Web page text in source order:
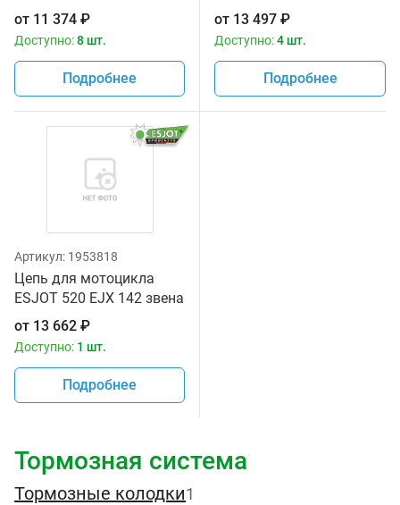
от 11 374 ₽
Доступно:8 шт.
Подробнее
от 13 497 ₽
Доступно:4 шт.
Подробнее
Артикул: 1953818
Цепь для мотоцикла
ESJOT 520 EJX 142 звена
от 13 662 ₽
Доступно: 1 шт.
Подробнее
Тормозная система
Тормозные колодки1